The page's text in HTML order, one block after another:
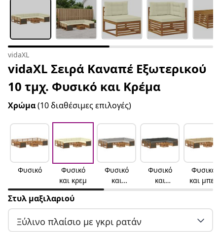
vidaXL
vidaXL Σειρά Καναπέ Εξωτερικού
10 τμχ. Φυσικό και Κρέμα
Χρώμα(10 διαθέσιμες επιλογές)
Φυσικό
Φυσικό
και κρεμ
Φυσικό
και
ανοιχτό
Φυσικό
και
ανθρακί
Φυσικό
και μπεζ
Στυλ μαξιλαριού
Ξύλινο πλαίσιο με γκρι ρατάν